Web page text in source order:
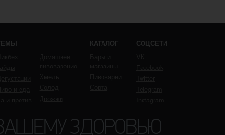
КАТАЛОГ СОЦСЕТИ
ЗДОРОВЬЮ